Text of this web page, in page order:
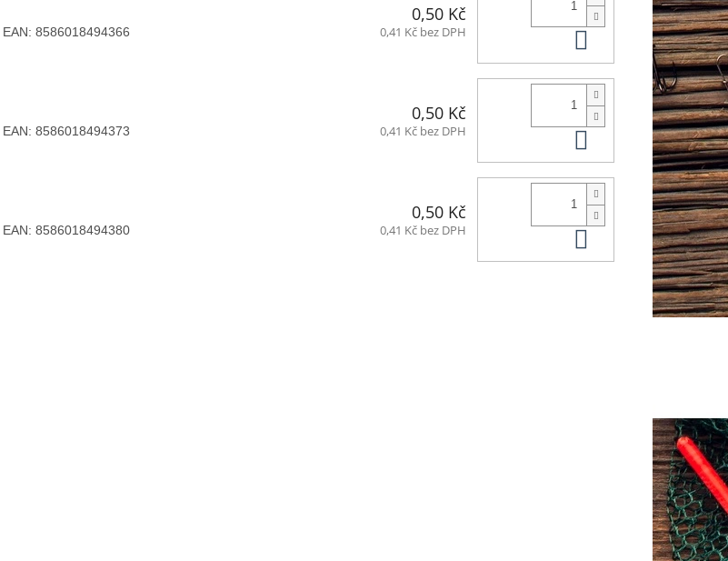
EAN: 8586018494366
0,50 Kč
0,41 Kč bez DPH Do košíku
EAN: 8586018494373
0,50 Kč
0,41 Kč bez DPH Do košíku
EAN: 8586018494380
0,50 Kč
0,41 Kč bez DPH Do košíku